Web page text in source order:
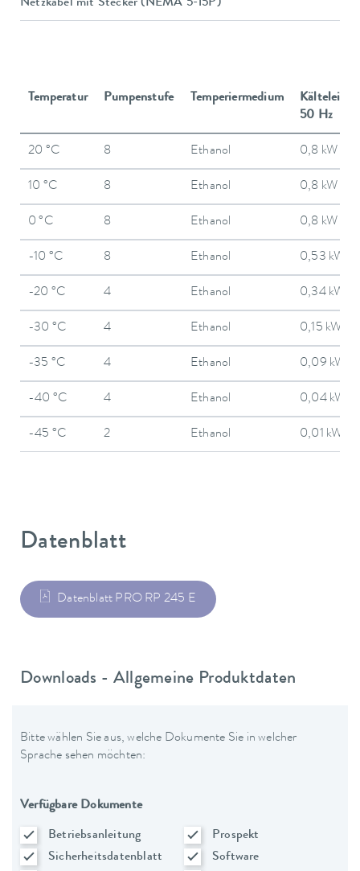
Netzkabel mit Stecker (NEMA 5-15P)
Temperatur Pumpenstufe Temperiermedium
50 Hz
20 °C 8 Ethanol 0,8 kW
10 °C 8 Ethanol 0,8 kW
0 °C 8 Ethanol 0,8 kW
-10 °C 8 Ethanol 0,53 kW
-20 °C 4 Ethanol 0,34 kW
-30 °C 4 Ethanol 0,15 kW
-35 °C 4 Ethanol 0,09 kW
-40 °C 4 Ethanol 0,04 kW
-45 °C 2 Ethanol 0,01 kW
Datenblatt
Datenblatt PRO RP 245 E
Downloads - Allgemeine Produktdaten
Bitte wählen Sie aus, welche Dokumente Sie in welcher
Sprache sehen möchten:
Verfügbare Dokumente
Betriebsanleitung
Prospekt
Sicherheitsdatenblatt
Software